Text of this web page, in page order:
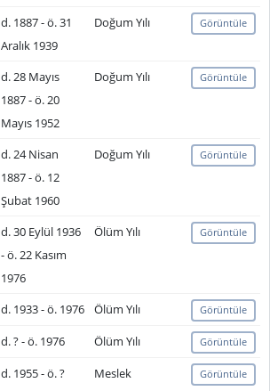
d. 1887 - ö. 31
Aralık 1939
Doğum Yılı Görüntüle
d. 28 Mayıs
1887 - ö. 20
Mayıs 1952
Doğum Yılı Görüntüle
d. 24 Nisan
1887 - ö. 12
Şubat 1960
Doğum Yılı Görüntüle
d. 30 Eylül 1936
- ö. 22 Kasım
1976
Ölüm Yılı Görüntüle
d. 1933 - ö. 1976 Ölüm Yılı Görüntüle
d. ? - ö. 1976 Ölüm Yılı Görüntüle
d. 1955 - ö. ? Meslek Görüntüle